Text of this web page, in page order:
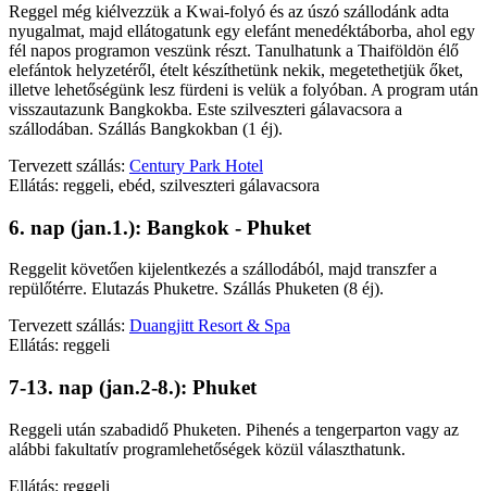
Reggel még kiélvezzük a Kwai-folyó és az úszó szállodánk adta
nyugalmat, majd ellátogatunk egy elefánt menedéktáborba, ahol egy
fél napos programon veszünk részt. Tanulhatunk a Thaiföldön élő
elefántok helyzetéről, ételt készíthetünk nekik, megetethetjük őket,
illetve lehetőségünk lesz fürdeni is velük a folyóban. A program után
visszautazunk Bangkokba. Este szilveszteri gálavacsora a
szállodában. Szállás Bangkokban (1 éj).
Tervezett szállás: Century Park Hotel
Ellátás: reggeli, ebéd, szilveszteri gálavacsora
6. nap (jan.1.): Bangkok - Phuket
Reggelit követően kijelentkezés a szállodából, majd transzfer a
repülőtérre. Elutazás Phuketre. Szállás Phuketen (8 éj).
Tervezett szállás: Duangjitt Resort & Spa
Ellátás: reggeli
7-13. nap (jan.2-8.): Phuket
Reggeli után szabadidő Phuketen. Pihenés a tengerparton vagy az
alábbi fakultatív programlehetőségek közül választhatunk.
Ellátás: reggeli